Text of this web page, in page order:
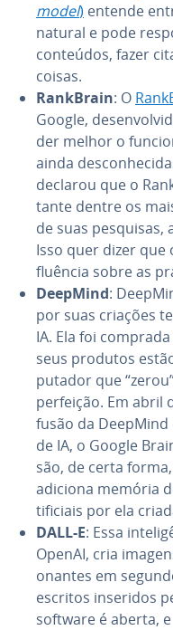
model) entende
natural e pode
conteúdos, fazer
coisas.
RankBrain: O
Google,
der melhor o
ainda
declarou que o
tante dentre os
de suas pesquisas,
Isso quer dizer
fluên­cia sobre as
DeepMind:
por suas criações
IA. Ela foi
seus produtos
pu­ta­dor que
perfeição. Em abril
fusão da
de IA, o Google
são, de certa
adiciona memória
ti­fi­ci­ais por ela
DALL-E: Essa
OpenAI, cria
o­nan­tes em
escritos inseridos
software é aberta,